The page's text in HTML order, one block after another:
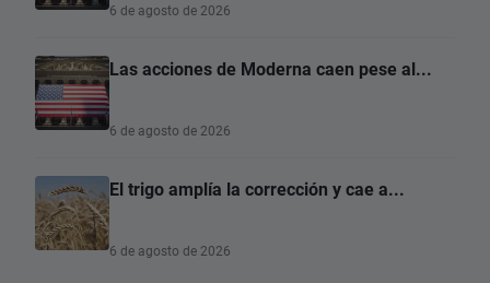
6 de agosto de 2026
Las acciones de Moderna caen pese al...
6 de agosto de 2026
El trigo amplía la corrección y cae a...
6 de agosto de 2026